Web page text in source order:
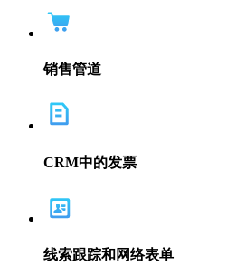
销售管道
CRM中的发票
线索跟踪和网络表单